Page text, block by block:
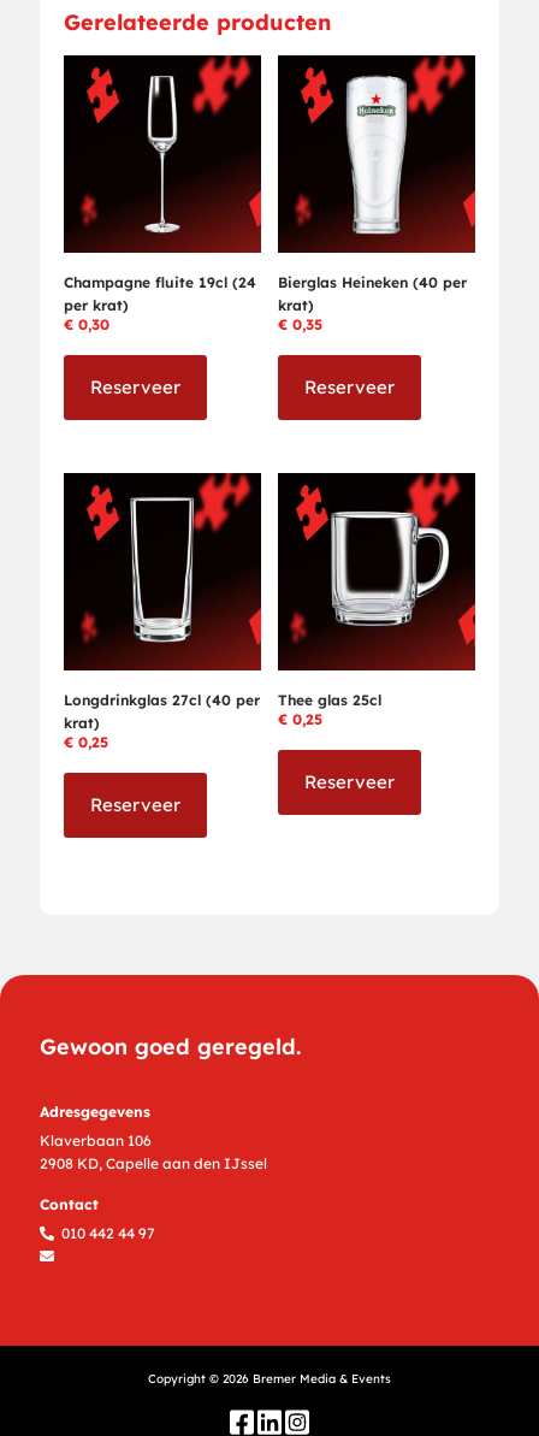
Gerelateerde producten
Champagne fluite 19cl (24
per krat)
€ 0,30
Reserveer
Bierglas Heineken (40 per
krat)
€0,35
Reserveer
Longdrinkglas 27cl (40 per
krat)
€ 0,25
Reserveer
Thee glas 25cl
€0,25
Reserveer
Gewoon goed geregeld.
Adresgegevens
Klaverbaan 106
2908 KD, Capelle aan den IJssel
Contact
010 442 44 97
Copyright © 2026 Bremer Media & Events